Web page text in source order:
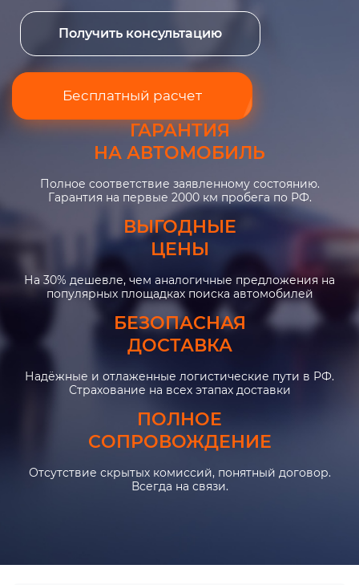
Получить консультацию
Бесплатный расчет
ГАРАНТИЯ
НА АВТОМОБИЛЬ
Полное соответствие заявленному состоянию.
Гарантия на первые 2000 км пробега по РФ.
ВЫГОДНЫЕ
ЦЕНЫ
На 30% дешевле, чем аналогичные предложения на
популярных площадках поиска автомобилей
БЕЗОПАСНАЯ
ДОСТАВКА
Надёжные и отлаженные логистические пути в РФ.
Страхование на всех этапах доставки
ПОЛНОЕ
СОПРОВОЖДЕНИЕ
Отсутствие скрытых комиссий, понятный договор.
Всегда на связи.